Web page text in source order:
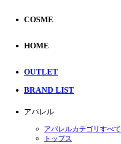
COSME
HOME
OUTLET
BRAND LIST
アパレル
アパレルカテゴリすべて
トップス